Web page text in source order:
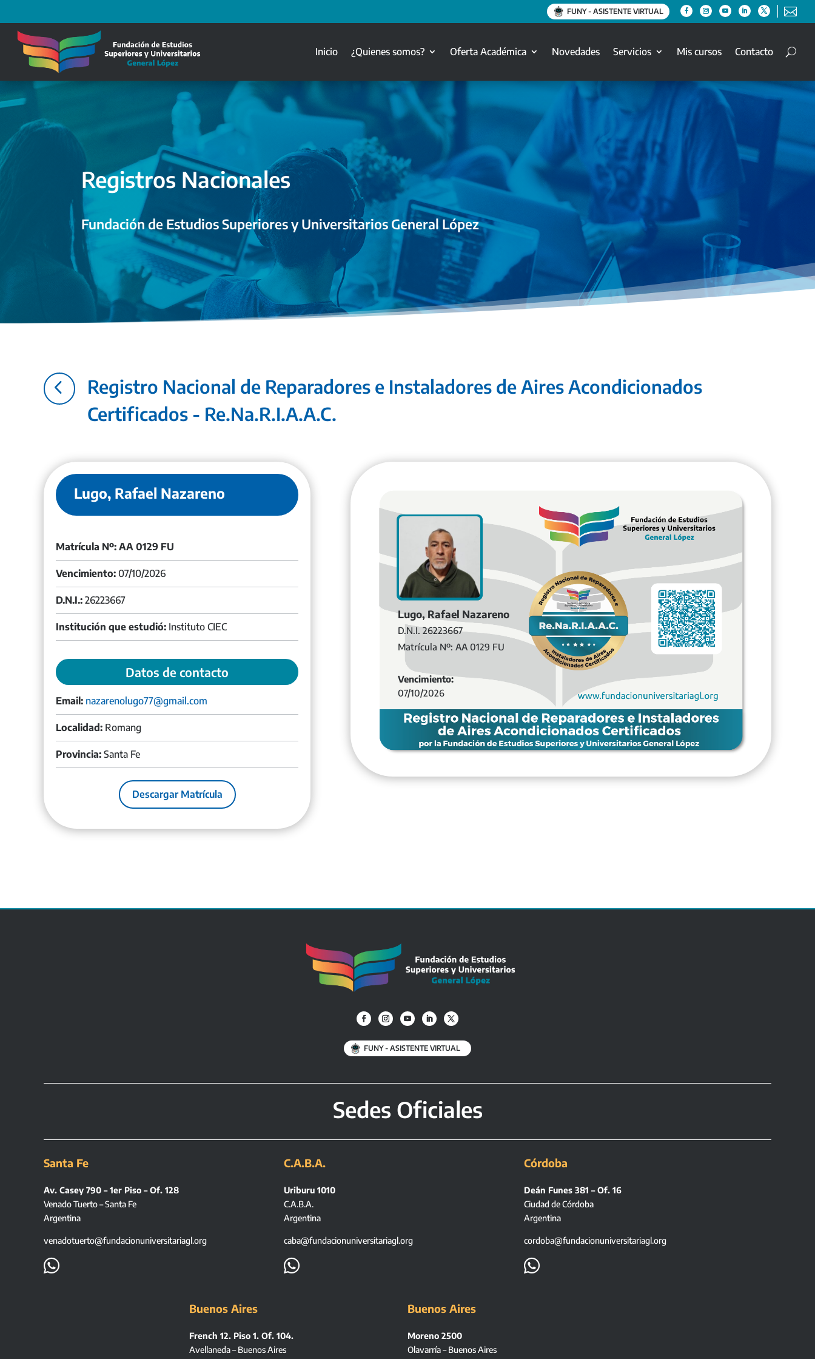
FUNY - ASISTENTE VIRTUAL 
Inicio ¿Quienes somos? Oferta Académica Novedades Servicios Mis cursos Contacto
Registros Nacionales
Fundación de Estudios Superiores y Universitarios General López
4
Registro Nacional de Reparadores e Instaladores de Aires Acondicionados
Certificados - Re.Na.R.I.A.A.C.
Lugo, Rafael Nazareno
Matrícula Nº: AA 0129 FU
Vencimiento: 07/10/2026
D.N.I.: 26223667
Institución que estudió: Instituto CIEC
Datos de contacto
Email: nazarenolugo77@gmail.com
Localidad: Romang
Provincia: Santa Fe
Descargar Matrícula
Lugo, Rafael Nazareno
D.N.I. 26223667
Matrícula Nº: AA 0129 FU
Vencimiento:
07/10/2026
FUNY - ASISTENTE VIRTUAL
Sedes Oficiales
Santa Fe
Av. Casey 790 – 1er Piso – Of. 128
Venado Tuerto – Santa Fe
Argentina
venadotuerto@fundacionuniversitariagl.org

C.A.B.A.
Uriburu 1010
C.A.B.A.
Argentina
caba@fundacionuniversitariagl.org

Córdoba
Deán Funes 381 – Of. 16
Ciudad de Córdoba
Argentina
cordoba@fundacionuniversitariagl.org

Buenos Aires
French 12. Piso 1. Of. 104.
Avellaneda – Buenos Aires
Buenos Aires
Moreno 2500
Olavarría – Buenos Aires